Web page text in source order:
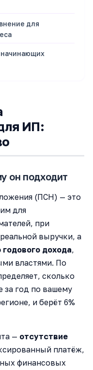
для
начинающих
ИП:
он подходит
(ПСН) — это
для
при
выручки, а
дохода,
властями. По
сколько
за год по вашему
и берёт 6%
— отсутствие
платёж,
финансовых